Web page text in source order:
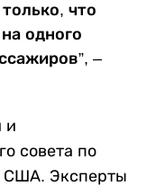
что
одного
–
и
совета по
США. Эксперты